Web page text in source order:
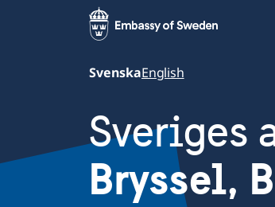
SvenskaEnglish
Sveriges
Bryssel,